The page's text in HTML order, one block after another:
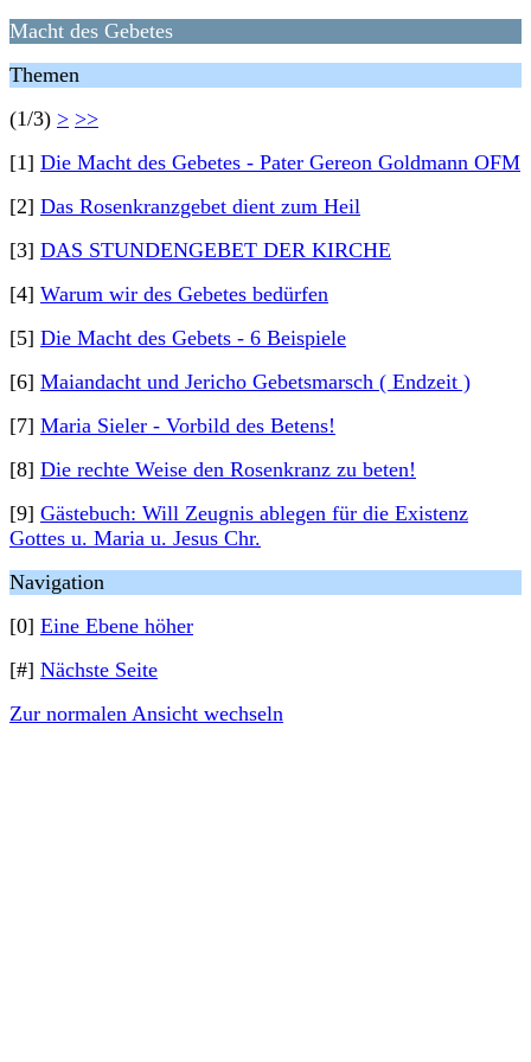
Macht des Gebetes
Themen
(1/3) > >>
[1] Die Macht des Gebetes - Pater Gereon Goldmann OFM
[2] Das Rosenkranzgebet dient zum Heil
[3] DAS STUNDENGEBET DER KIRCHE
[4] Warum wir des Gebetes bedürfen
[5] Die Macht des Gebets - 6 Beispiele
[6] Maiandacht und Jericho Gebetsmarsch ( Endzeit )
[7] Maria Sieler - Vorbild des Betens!
[8] Die rechte Weise den Rosenkranz zu beten!
[9] Gästebuch: Will Zeugnis ablegen für die Existenz
Gottes u. Maria u. Jesus Chr.
Navigation
[0] Eine Ebene höher
[#] Nächste Seite
Zur normalen Ansicht wechseln